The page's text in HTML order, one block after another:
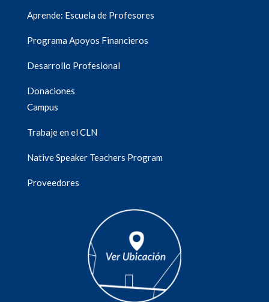
Aprende: Escuela de Profesores
Programa Apoyos Financieros
Desarrollo Profesional
Donaciones
Campus
Trabaje en el CLN
Native Speaker Teachers Program
Proveedores